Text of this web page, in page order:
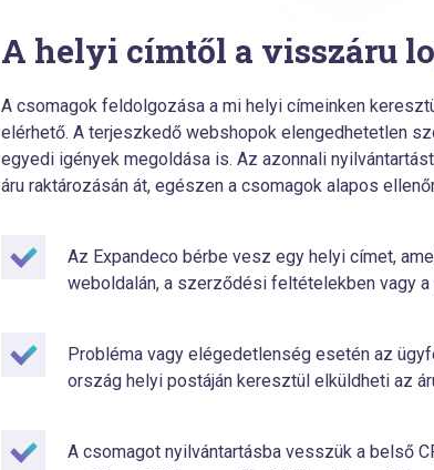
A helyi címtől a visszáru
A csomagok feldolgozása a mi helyi címeinken
elérhető. A terjeszkedő webshopok elengedhetetlen
egyedi igények megoldása is. Az azonnali
áru raktározásán át, egészen a csomagok alapos
Az Expandeco bérbe vesz egy helyi címet,
weboldalán, a szerződési feltételekben vagy
Probléma vagy elégedetlenség esetén az
ország helyi postáján keresztül elküldheti az
A csomagot nyilvántartásba vesszük a belső